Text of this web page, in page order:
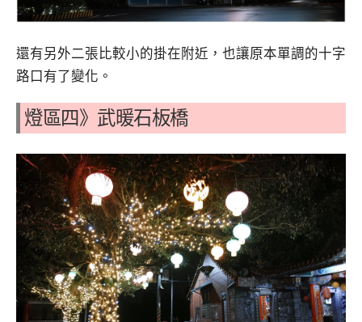
還有另外二張比較小的掛在附近，也讓原本單調的十字
路口有了變化。
燈區四》武暖石板橋